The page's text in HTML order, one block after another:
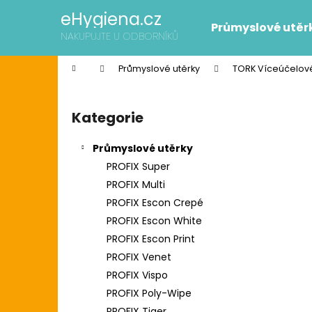
eHygiena.cz
NAKUPUJTE U ODBORNÍKŮ
Průmyslové
Domů Průmyslové utěrky TORK
Přeskočit
kategorie
Kategorie
Průmyslové utěrky
PROFIX Super
PROFIX Multi
PROFIX Escon Crepé
PROFIX Escon White
PROFIX Escon Print
PROFIX Venet
PROFIX Vispo
PROFIX Poly-Wipe
í
Zpět
do
Zpět
do
SCOTT SLIMROLL PAPÍROVÉ RUČNÍKY
2 595 Kč
Původně: 2 626 Kč